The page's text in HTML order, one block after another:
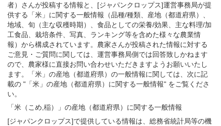
者）さんが投稿する情報と、[ジャパンクロップス]運営事務局が提
供する「米」に関する一般情報（品種/種類、産地（都道府県）、
地域、旬（主な収穫時期）、食品としての栄養/効果、主な料理/加
工食品、栽培条件、写真、ランキング等を含めた様々な農業情
報）から構成されています。農家さんが投稿された情報に対する
ご意見・ご質問に関しては、運営事務局側では回答致しかねます
ので、農家様に直接お問い合わせいただきますようお願いいたし
ます。「米」の産地（都道府県）の一般情報に関しては、次に記
載の "「米」の産地（都道府県）に関する一般情報" をご覧くださ
い。
「米（こめ,稲）」 の産地（都道府県）に関する一般情報
[ジャパンクロップス]で提供している情報は、総務省統計局等の機